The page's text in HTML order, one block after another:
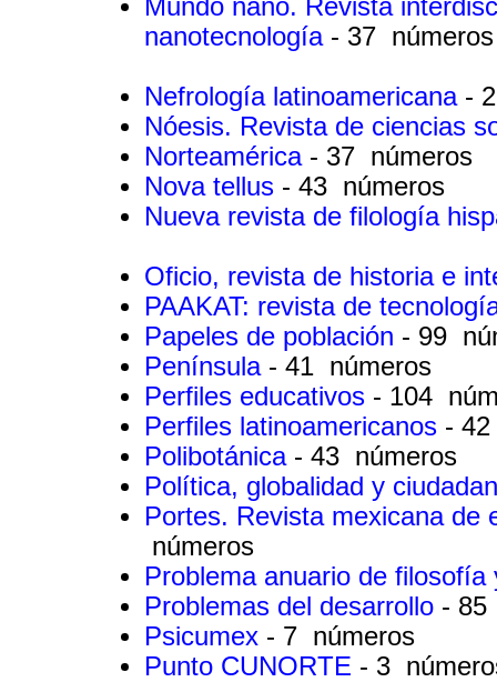
Mundo nano. Revista
nanotecnología - 37 números
Nefrología latinoamericana -
Nóesis. Revista de ciencias
Norteamérica - 37 números
Nova tellus - 43 números
Nueva revista de filología
Oficio, revista de historia e
PAAKAT: revista de
Papeles de población - 99
Península - 41 números
Perfiles educativos - 104
Perfiles latinoamericanos -
Polibotánica - 43 números
Política, globalidad y
Portes. Revista mexicana
números
Problema anuario de
Problemas del desarrollo - 85
Psicumex - 7 números
Punto CUNORTE - 3